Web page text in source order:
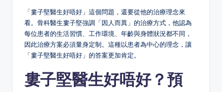
「婁子堅醫生好唔好」這個問題，還要從他的治療理念來
看。骨科醫生婁子堅強調「因人而異」的治療方式，他認為
每位患者的生活習慣、工作環境、年齡與身體狀況都不同，
因此治療方案必須量身定制。這種以患者為中心的理念，讓
「婁子堅醫生好唔好」的答案更加肯定。
婁子堅醫生好唔好？預